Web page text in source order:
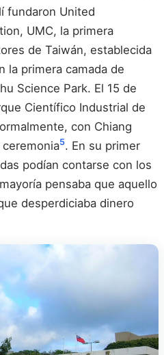
fundaron United
UMC, la primera
de Taiwán, establecida
la primera camada de
Science Park. El 15 de
Científico Industrial de
con Chiang
5. En su primer
podían contarse con los
pensaba que aquello
desperdiciaba dinero